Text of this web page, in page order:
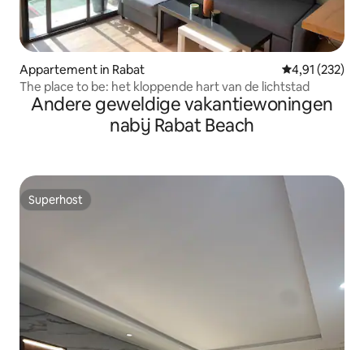
Appartement in Rabat Gemiddelde
4,91 (232)
The place to be: het kloppende hart van de lichtstad
Andere geweldige vakantiewoningen
nabij Rabat Beach
Superhost
Superhost